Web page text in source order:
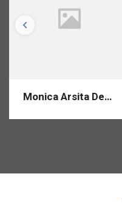
Monica Arsita Dewi,